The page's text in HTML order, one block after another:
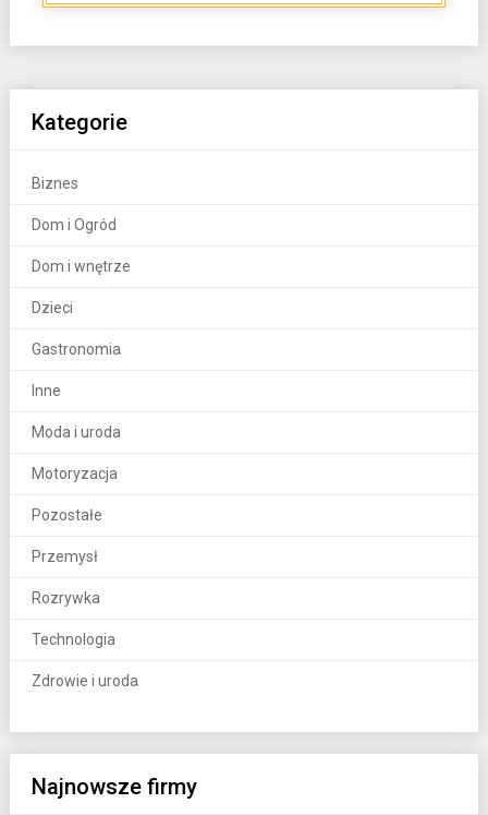
Kategorie
Biznes
Dom i Ogród
Dom i wnętrze
Dzieci
Gastronomia
Inne
Moda i uroda
Motoryzacja
Pozostałe
Przemysł
Rozrywka
Technologia
Zdrowie i uroda
Najnowsze firmy